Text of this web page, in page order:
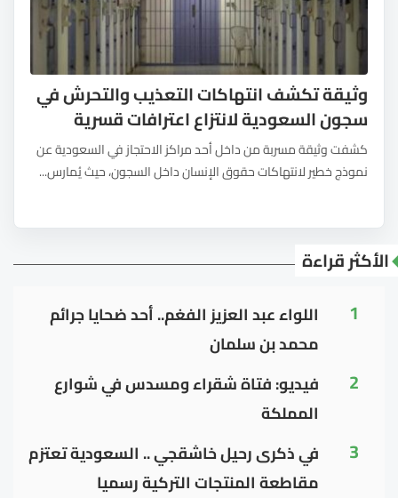
وثيقة تكشف انتهاكات التعذيب والتحرش في
سجون السعودية لانتزاع اعترافات قسرية
كشفت وثيقة مسربة من داخل أحد مراكز الاحتجاز في السعودية عن
نموذج خطير لانتهاكات حقوق الإنسان داخل السجون، حيث يُمارس...
الأكثر قراءة
1
اللواء عبد العزيز الفغم.. أحد ضحايا جرائم
محمد بن سلمان
2
فيديو: فتاة شقراء ومسدس في شوارع
المملكة
3
في ذكرى رحيل خاشقجي .. السعودية تعتزم
مقاطعة المنتجات التركية رسميا